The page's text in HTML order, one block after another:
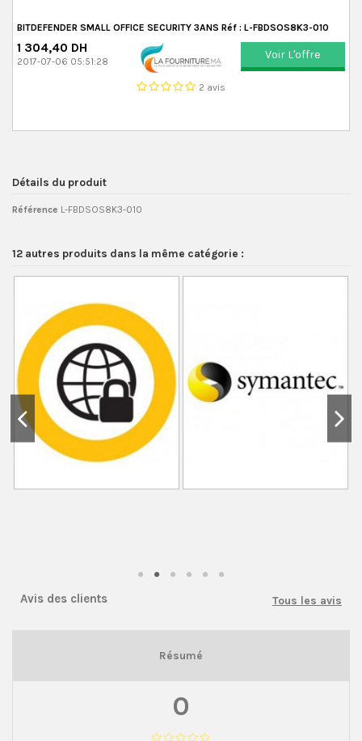
BITDEFENDER SMALL OFFICE SECURITY 3ANS Réf : L-FBDSOS8K3-010
1 304,40 DH
2017-07-06 05:51:28
2 avis
Voir L'offre
Détails du produit
Référence L-FBDSOS8K3-010
12 autres produits dans la même catégorie :
Avis des clients Tous les avis
Résumé
0